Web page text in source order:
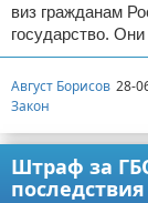
виз гражданам
государство.
Август Борисов 28-
Закон
Штраф за
последствия